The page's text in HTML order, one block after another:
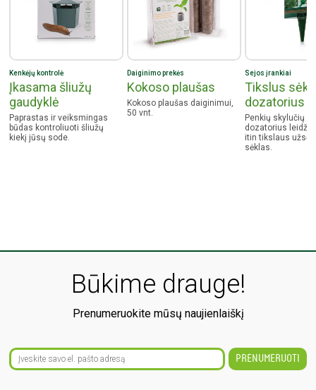
Kenkėjų kontrolė
Įkasama šliužų
gaudyklė
Paprastas ir veiksmingas
būdas kontroliuoti šliužų
kiekį jūsų sode.
Daiginimo prekės
Kokoso plaušas
Kokoso plaušas daiginimui,
50 vnt.
Sejos įrankiai
Tikslus
dozatorius
Penkių skylučių
dozatorius
itin tikslaus
sėklas.
Būkime drauge!
Prenumeruokite mūsų naujienlaiškį